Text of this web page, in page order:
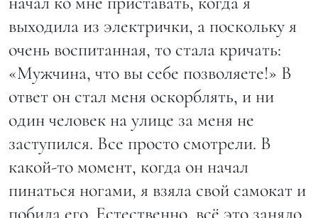
выходила из электрички, а поскольку я
очень воспитанная, то стала кричать:
«Мужчина, что вы себе позволяете!» В
ответ он стал меня оскорблять, и ни
один человек на улице за меня не
заступился. Все просто смотрели. В
какой-то момент, когда он начал
пинаться ногами, я взяла свой самокат и
побила его. Естественно, всё это заняло